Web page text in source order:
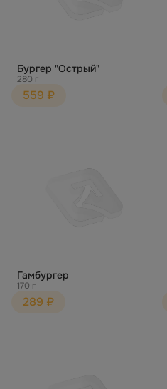
Бургер "Острый"
280 г
559 ₽
Гамбургер
170 г
289 ₽